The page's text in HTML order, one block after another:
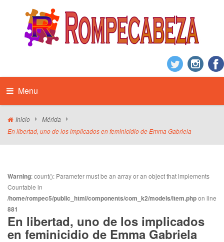
Menu
Inicio
Mérida
En libertad, uno de los implicados en feminicidio de Emma Gabriela
Warning: count(): Parameter must be an array or an object that implements
Countable in
/home/rompec5/public_html/components/com_k2/models/item.phpon line
881
En libertad, uno de los implicados
en feminicidio de Emma Gabriela